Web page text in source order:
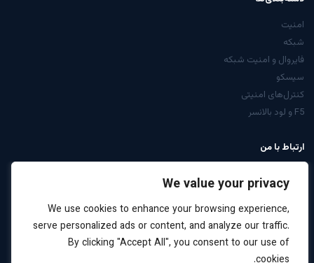
We value your privacy
We use cookies to enhance your browsing experience,
serve personalized ads or content, and analyze our traffic.
By clicking "Accept All", you consent to our use of
امنیت
شبکه
فایروال و امنیت شبکه
سیسکو
کنترل‌های امنیتی
F5 و لود بالانسر
ارتباط با من
LinkedIn: arabiyan
درخواست مشاوره